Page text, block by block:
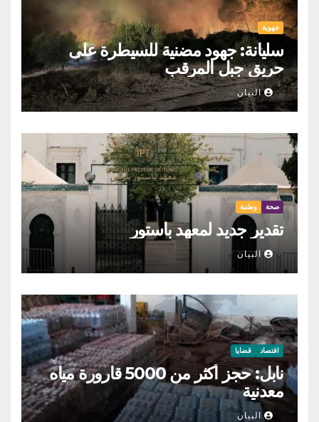
جهوية
سليانة: جهود مضنية للسيطرة على
حريق جبل المرقب
البيان
صحة وطنية
تقدير جديد لمعهد باستور
البيان
اقتصاد قضايا
نابل: حجز أكثر من 5000 قارورة مياه
معدنية
البيان